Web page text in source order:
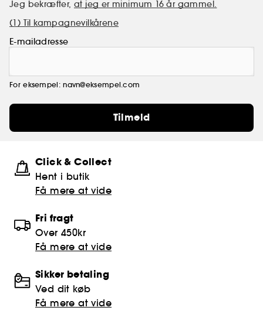
Jeg bekræfter,at jeg er minimum 16 år gammel.
(1) Til kampagnevilkårene
E-mailadresse
For eksempel: navn@eksempel.com
Tilmeld
Click & Collect
Hent i butik
Få mere at vide
Fri fragt
Over 450kr
Få mere at vide
Sikker betaling
Ved dit køb
Få mere at vide